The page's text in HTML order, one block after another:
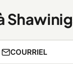
COURRIEL